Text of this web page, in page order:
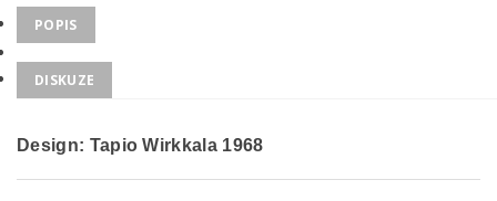
POPIS
DISKUZE
Design: Tapio Wirkkala 1968